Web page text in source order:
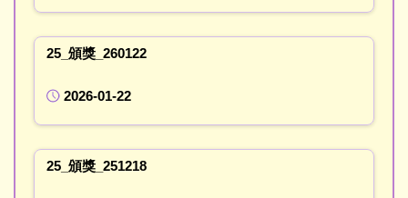
25_頒獎_260122
2026-01-22
25_頒獎_251218